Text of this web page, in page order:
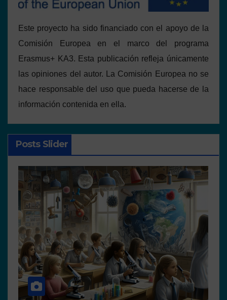
Este proyecto ha sido financiado con el apoyo de la
Comisión Europea en el marco del programa
Erasmus+ KA3. Esta publicación refleja únicamente
las opiniones del autor. La Comisión Europea no se
hace responsable del uso que pueda hacerse de la
información contenida en ella.
Posts Slider